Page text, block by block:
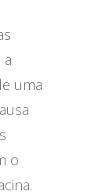
uma
o